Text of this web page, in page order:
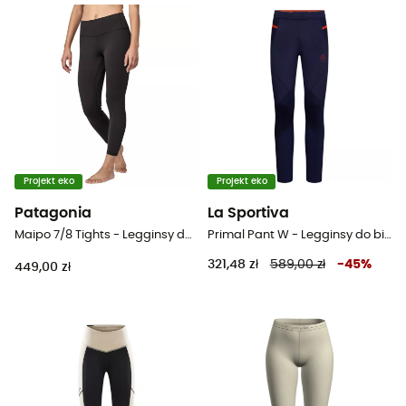
Projekt eko
Patagonia
Maipo 7/8 Tights - Legginsy do biegania damskie
449,00 zł
Projekt eko
La Sportiva
Primal Pant W - Legginsy do biegania damskie
321,48 zł 589,00 zł -45%